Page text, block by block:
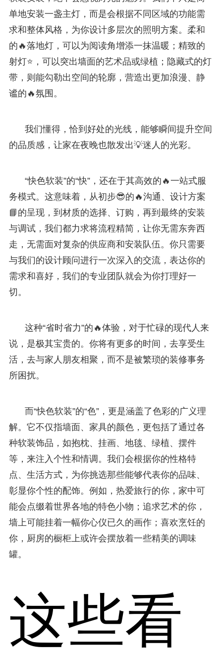
单地安装一盏主灯，而是会根据不同区域的功能需
求和整体风格，为你设计多层次的照明方案。柔和
的🔥落地灯，可以为阅读角增添一抹温暖；精致的
射灯⭐，可以突出墙面的艺术品或绿植；隐藏式的灯
带，则能勾勒出空间的轮廓，营造出更加浪漫、静
谧的🔥氛围。
我们懂得，恰到好处的光线，能够瞬间提升空间
的品质感，让家在夜晚也散发出💡迷人的光彩。
“快色软装”的“快”，还在于其高效的🔥一站式服
务模式。这意味着，从初步😎的🔥沟通、设计方案
📘的呈现，到材质的选择、订购，再到最终的安装
与调试，我们都力求将流程精简，让你无需东奔西
走，无需面对复杂的供应商和安装队伍。你只需要
与我们的设计顾问进行一次深入的交流，表达你的
需求和喜好，我们的专业团队就会为你打理好一
切。
这种“省时省力”的🔥体验，对于忙碌的现代人来
说，是极其宝贵的。你将有更多的时间，去享受生
活，去与家人朋友相聚，而不是被繁琐的装修事务
所困扰。
而“快色软装”的“色”，更是涵盖了色彩的广义理
解。它不仅指墙面、家具的颜色，更包括了通过各
种软装饰品，如抱枕、挂画、地毯、绿植、摆件
等，来注入个性和情调。我们会根据你的性格特
点、生活方式，为你挑选那些能够代表你的品味、
彰显你个性的配饰。例如，热爱旅行的你，家中可
能会点缀着世界各地的特色小物；追求艺术的你，
墙上可能挂着一幅你心仪已久的画作；喜欢烹饪的
你，厨房的橱柜上或许会摆放着一些精美的调味
罐。
这些看